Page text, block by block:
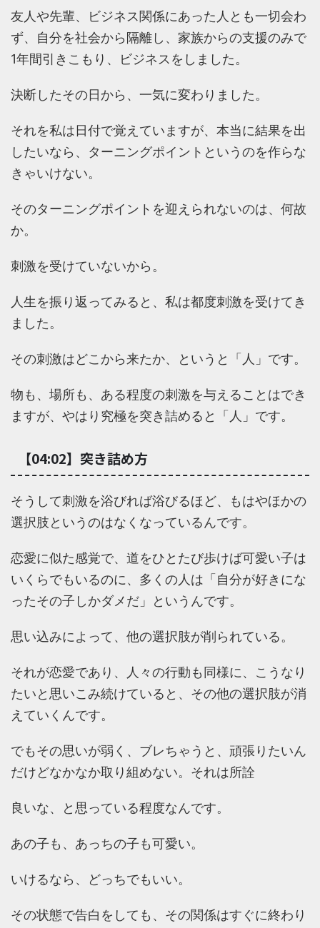
友人や先輩、ビジネス関係にあった人とも一切会わ
ず、自分を社会から隔離し、家族からの支援のみで
1年間引きこもり、ビジネスをしました。
決断したその日から、一気に変わりました。
それを私は日付で覚えていますが、本当に結果を出
したいなら、ターニングポイントというのを作らな
きゃいけない。
そのターニングポイントを迎えられないのは、何故
か。
刺激を受けていないから。
人生を振り返ってみると、私は都度刺激を受けてき
ました。
その刺激はどこから来たか、というと「人」です。
物も、場所も、ある程度の刺激を与えることはでき
ますが、やはり究極を突き詰めると「人」です。
【04:02】突き詰め方
そうして刺激を浴びれば浴びるほど、もはやほかの
選択肢というのはなくなっているんです。
恋愛に似た感覚で、道をひとたび歩けば可愛い子は
いくらでもいるのに、多くの人は「自分が好きにな
ったその子しかダメだ」というんです。
思い込みによって、他の選択肢が削られている。
それが恋愛であり、人々の行動も同様に、こうなり
たいと思いこみ続けていると、その他の選択肢が消
えていくんです。
でもその思いが弱く、ブレちゃうと、頑張りたいん
だけどなかなか取り組めない。それは所詮
良いな、と思っている程度なんです。
あの子も、あっちの子も可愛い。
いけるなら、どっちでもいい。
その状態で告白をしても、その関係はすぐに終わり